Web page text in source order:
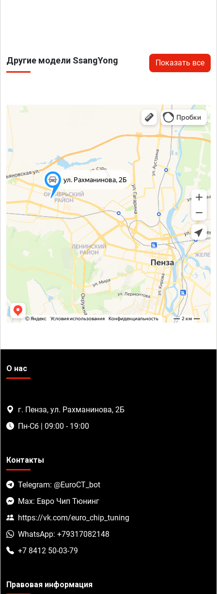
Другие модели SsangYong Показать все
О нас
г. Пенза, ул. Рахманинова, 2Б
Пн-Сб | 09:00 - 19:00
Контакты
Telegram: @EuroCT_bot
Max: Евро Чип Тюнинг
https://vk.com/euro_chip_tuning
WhatsApp: +79317082148
+7 8412 50-03-79
Правовая информация